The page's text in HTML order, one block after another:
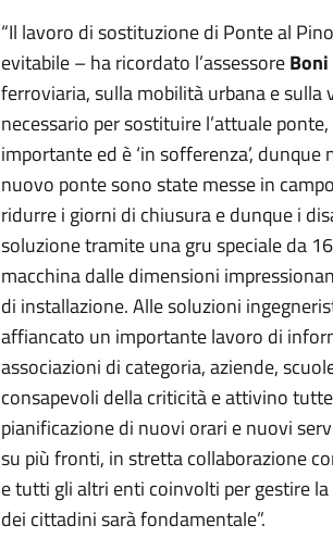
“Il lavoro di sostituzione di Ponte al
evitabile – ha ricordato l’assessoreBoni
ferroviaria, sulla mobilità urbana e
necessario per sostituire l’attuale
importante ed è ‘in sofferenza’,
nuovo ponte sono state messe in
ridurre i giorni di chiusura e dunque i
soluzione tramite una gru speciale da
macchina dalle dimensioni
di installazione. Alle soluzioni
affiancato un importante lavoro di
associazioni di categoria, aziende,
consapevoli della criticità e attivino
pianificazione di nuovi orari e nuovi
su più fronti, in stretta collaborazione
e tutti gli altri enti coinvolti per gestire
dei cittadini sarà fondamentale”.